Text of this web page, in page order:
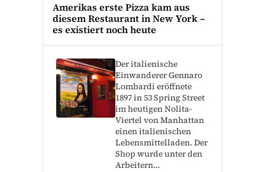
Amerikas erste Pizza kam aus
diesem Restaurant in New York –
es existiert noch heute
Der italienische
Einwanderer Gennaro
Lombardi eröffnete
1897 in 53 Spring Street
im heutigen Nolita-
Viertel von Manhattan
einen italienischen
Lebensmittelladen. Der
Shop wurde unter den
Arbeitern…